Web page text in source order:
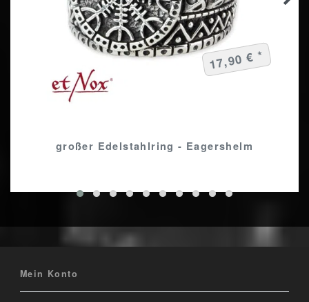
großer Edelstahlring - Eagershelm
17,90 € *
Mein Konto